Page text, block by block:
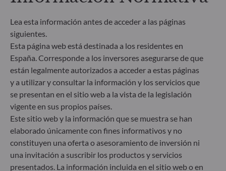
los desafíos de la transición ecológica y aborda los
riesgos de sostenibilidad mediante las
calificaciones proporcionadas por el proveedor de
datos ESG externo de la Sociedad gestora.
Lea esta información antes de acceder a las páginas
siguientes.
Esta página web está destinada a los residentes en
España. Corresponde a los inversores asegurarse de que
están legalmente autorizados a acceder a estas páginas
y a utilizar y consultar la información y los servicios que
se presentan en el sitio web a la vista de la legislación
vigente en sus propios países.
Este sitio web y la información que se muestra se han
elaborado únicamente con fines informativos y no
constituyen una oferta o asesoramiento de inversión ni
una invitación a suscribir los productos y servicios
presentados. La información incluida en el sitio web o en